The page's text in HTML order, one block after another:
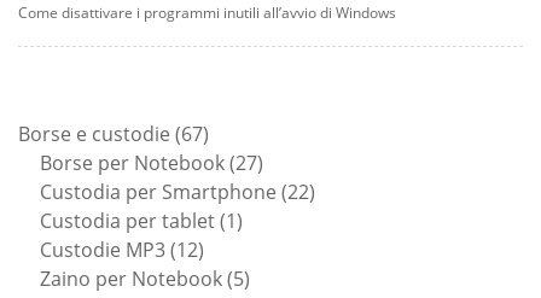
Come disattivare i programmi inutili all’avvio di Windows
Borse e custodie 6767
prodotti
Borse per Notebook 2727
prodotti
Custodia per Smartphone 2222
Custodia per tablet 11
Custodie MP3 1212
prodotti
Zaino per Notebook 55